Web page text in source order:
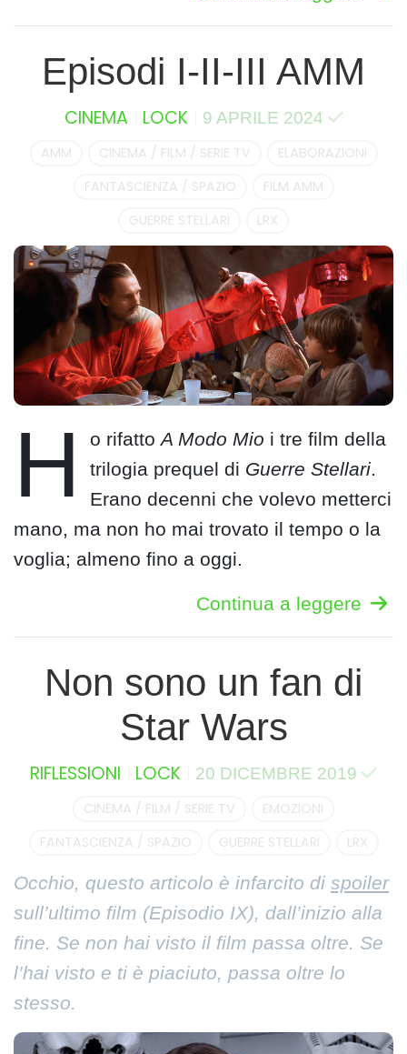
Episodi I-II-III AMM
CINEMA LOCK 9 APRILE 2024
AMM CINEMA / FILM / SERIE TV
ELABORAZIONI
FANTASCIENZA / SPAZIO
FILM AMM
GUERRE STELLARI
LRX
H o rifattoA Modo Mio i tre film della
trilogia prequel di Guerre Stellari.
Erano decenni che volevo metterci
mano, ma non ho mai trovato il tempo o la
voglia; almeno fino a oggi.
Continua a leggere
Non sono un fan di
Star Wars
RIFLESSIONI LOCK 20 DICEMBRE 2019
CINEMA / FILM / SERIE TV
EMOZIONI
FANTASCIENZA / SPAZIO
GUERRE STELLARI LRX
Occhio, questo articolo è infarcito di spoiler
sull’ultimo film (Episodio IX), dall’inizio alla
fine. Se non hai visto il film passa oltre. Se
l’hai visto e ti è piaciuto, passa oltre lo
stesso.